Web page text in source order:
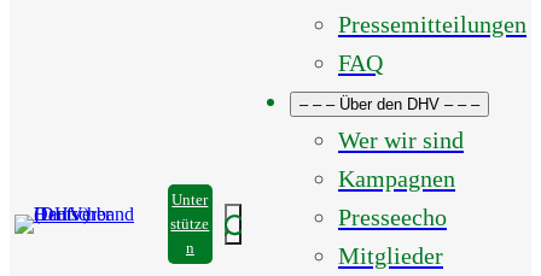
Unter
stütze
n
Suchen
Pressemitteilungen
FAQ
– – – Über den DHV – – –
Wer wir sind
Kampagnen
Presseecho
Mitglieder